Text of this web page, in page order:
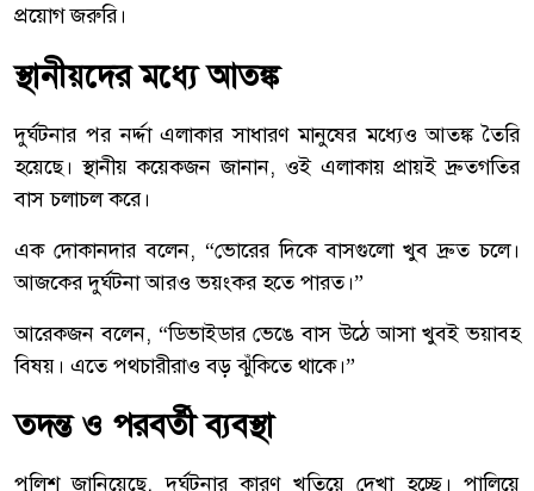
প্রয়োগ জরুরি।
স্থানীয়দের মধ্যে আতঙ্ক
দুর্ঘটনার পর নর্দ্দা এলাকার সাধারণ মানুষের মধ্যেও আতঙ্ক তৈরি
হয়েছে। স্থানীয় কয়েকজন জানান, ওই এলাকায় প্রায়ই দ্রুতগতির
বাস চলাচল করে।
এক দোকানদার বলেন, “ভোরের দিকে বাসগুলো খুব দ্রুত চলে।
আজকের দুর্ঘটনা আরও ভয়ংকর হতে পারত।”
আরেকজন বলেন, “ডিভাইডার ভেঙে বাস উঠে আসা খুবই ভয়াবহ
বিষয়। এতে পথচারীরাও বড় ঝুঁকিতে থাকে।”
তদন্ত ও পরবর্তী ব্যবস্থা
পুলিশ জানিয়েছে, দুর্ঘটনার কারণ খতিয়ে দেখা হচ্ছে। পালিয়ে